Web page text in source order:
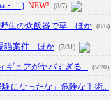
・｀) NEW! (8/7)
野生の炊飯器で草 ほか (8/6)
猫案件 ほか (7/31)
ギュアがヤバすぎる... (5/20)
になったな」危険な手術...